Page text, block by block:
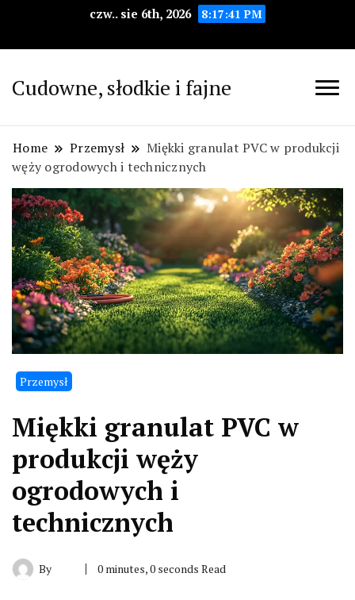
czw.. sie 6th, 2026 8:17:42 PM
Cudowne, słodkie i fajne
Home Przemysł
Miękki granulat PVC w produkcji
węży ogrodowych i technicznych
Przemysł
Miękki granulat PVC w
produkcji węży
ogrodowych i
technicznych
By 0 minutes, 0 seconds Read